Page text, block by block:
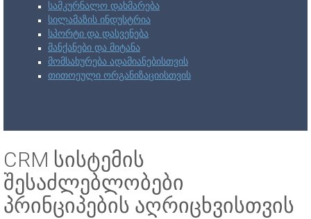
სამკურნალო დახმარება
სილამაზის ინდუსტრია
სპორტი და დასვენება
მანქანები და მიტანა
მომსახურება ადამიანებისთვის
თითოეული ორგანიზაციისთვის
CRM სისტემის
შესაძლებლობები
პრინციპების აღრიცხვისთვის